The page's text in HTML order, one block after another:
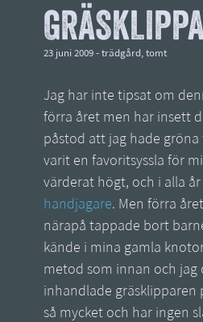
23 juni 2009 - trädgård, tomt
Jag har inte tipsat om
förra året men har insett
påstod att jag hade
varit en favoritsyssla för
värderat högt, och i alla
handjagare. Men förra
närapå tappade bort
kände i mina gamla
metod som innan och jag
inhandlade gräsklipparen
så mycket och har ingen